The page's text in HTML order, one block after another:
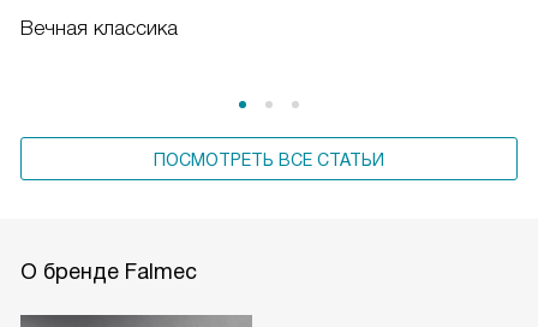
Вечная классика
ПОСМОТРЕТЬ ВСЕ СТАТЬИ
О бренде Falmec